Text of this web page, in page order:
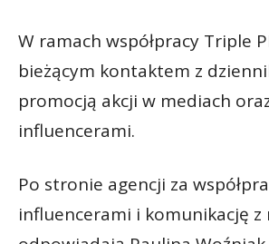
W ramach współpracy Triple
bieżącym kontaktem z
promocją akcji w mediach
influencerami.
Po stronie agencji za
influencerami i komunikację z